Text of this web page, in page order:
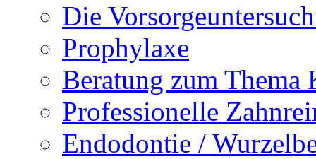
Die
Prophylaxe
Beratung zum Thema
Professionelle
Endodontie /